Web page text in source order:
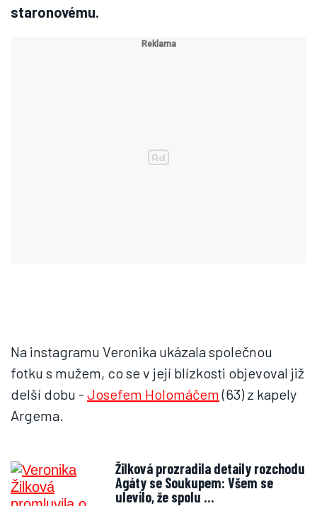
staronovému.
Na instagramu Veronika ukázala společnou
fotku s mužem, co se v její blízkosti objevoval již
delší dobu - Josefem Holomáčem(63) z kapely
Argema.
Žilková prozradila detaily rozchodu
Agáty se Soukupem: Všem se
ulevilo, že spolu …